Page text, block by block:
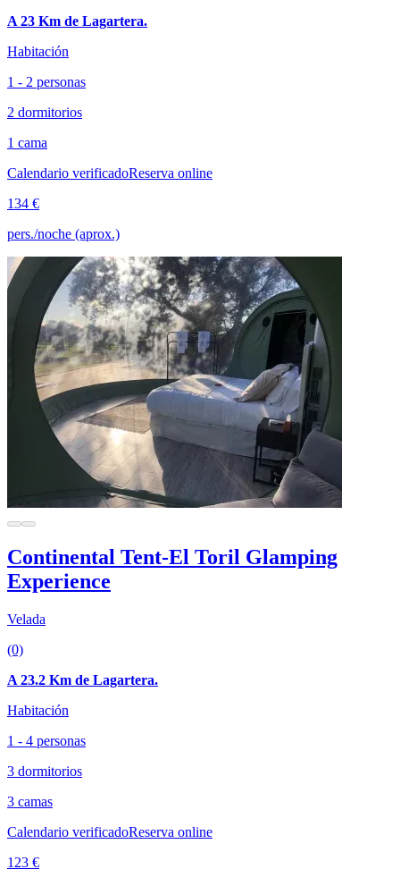
A 23 Km de Lagartera.
Habitación
1 - 2 personas
2 dormitorios
1 cama
Calendario verificadoReserva online
134 €
pers./noche (aprox.)
Continental Tent-El Toril Glamping
Experience
Velada
(0)
A 23.2 Km de Lagartera.
Habitación
1 - 4 personas
3 dormitorios
3 camas
Calendario verificadoReserva online
123 €